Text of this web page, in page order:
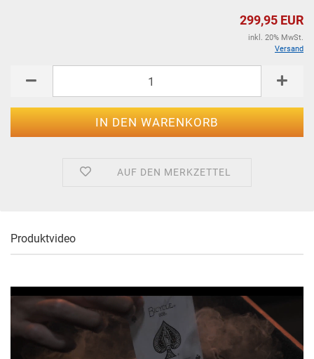
299,95 EUR
inkl. 20% MwSt.
Versand
AUF DEN MERKZETTEL
Produktvideo